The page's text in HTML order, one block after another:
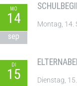
MO
14
sep
Montag, 14.
DI
15 Dienstag,